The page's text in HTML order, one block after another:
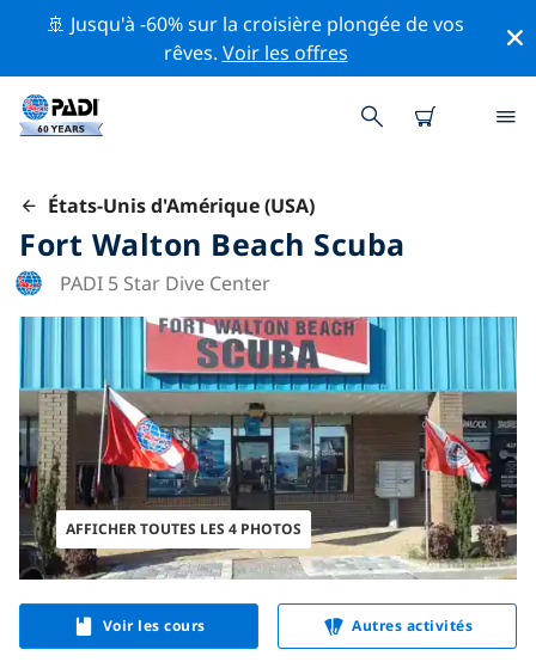
🚢 Jusqu'à -60% sur la croisière plongée de vos
rêves. Voir les offres
États-Unis d'Amérique (USA)
Fort Walton Beach Scuba
PADI 5 Star Dive Center
AFFICHER TOUTES LES 4 PHOTOS
Voir les cours Autres activités